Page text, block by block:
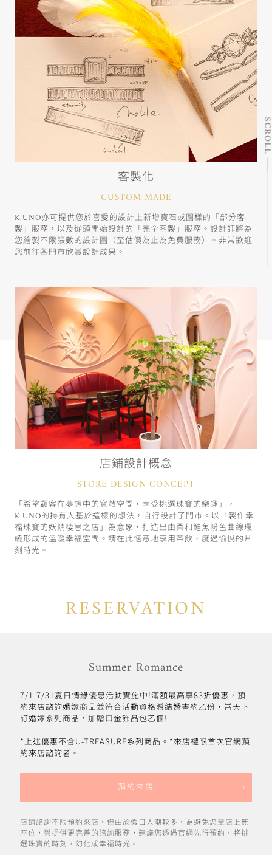
客製化
CUSTOM MADE
K.UNO亦可提供您於喜愛的設計上新增寶石或圖樣的「部分客
製」服務，以及從頭開始設計的「完全客製」服務。設計師將為
您繪製不限張數的設計圖（至估價為止為免費服務）。非常歡迎
您前往各門市欣賞設計成果。
店鋪設計概念
STORE DESIGN CONCEPT
「希望顧客在夢想中的寬敞空間，享受挑選珠寶的樂趣」，
K.UNO的持有人基於這樣的想法，自行設計了門市。以「製作幸
福珠寶的妖精棲息之店」為意象，打造出由柔和鮭魚粉色曲線環
繞形成的溫暖幸福空間。請在此愜意地享用茶飲，度過愉悅的片
刻時光。
RESERVATION
Summer Romance
7/1-7/31夏日情緣優惠活動實施中!滿額最高享83折優惠，預
約來店諮詢婚嫁商品並符合活動資格贈結婚書約乙份，當天下
訂婚嫁系列商品，加贈口金飾品包乙個!
*上述優惠不含U-TREASURE系列商品。*來店禮限首次官網預
約來店諮詢者。
預約來店
店鋪諮詢不限預約來店，但由於假日人潮較多，為避免您至店上無
座位，與提供更完善的諮詢服務，建議您透過官網先行預約，將挑
選珠寶的時刻，幻化成幸福時光。